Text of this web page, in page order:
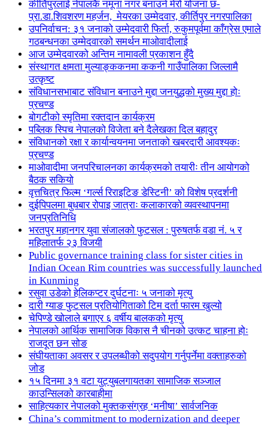
कीर्तिपुरलाई नेपालकै नमूना नगर बनाउने मेरो योजना छ-
प्रा.डा.शिवशरण महर्जन, मेयरका उम्मेदवार, कीर्तिपुर नगरपालिका
उपनिर्वाचन: ३१ जनाको उम्मेदवारी फिर्ता, रुकुमपूर्वमा काँग्रेस एमाले
गठबन्धनका उम्मेदवारको समर्थन माओवादीलाई
आज उम्मेदवारको अन्तिम नामावली प्रकाशन हुँदै
संस्थागत क्षमता मुल्याङ्ककनमा ककनी गाउँपालिका जिल्लामै
उत्कृष्ट
संविधानसभाबाट संविधान बनाउने मुद्दा जनयुद्धको मुख्य मुद्दा होः
प्रचण्ड
बोगटीको स्मृतिमा रक्तदान कार्यक्रम
पब्लिक स्पिच नेपालको विजेता बने दैलेखका दिल बहादुर
संविधानको रक्षा र कार्यान्वयनमा जनताको खबरदारी आवश्यकः
प्रचण्ड
माओवादीमा जनपरिचालनका कार्यक्रमको तयारीः तीन आयोगको
बैठक सकियो
वृत्तचित्र फिल्म ‘गर्ल्स रिराइटिङ डेस्टिनी’ को विशेष प्रदर्शनी
दुईपिपलमा बुधबार रोपाइ जात्राः कलाकारको व्यवस्थापनमा
जनप्रतिनिधि
भरतपुर महानगर युवा संजालको फुटसल : पुरुषतर्फ वडा नं. ५ र
महिलातर्फ २३ विजयी
Public governance training class for sister cities in
Indian Ocean Rim countries was successfully launched
in Kunming
रसुवा उडेको हेलिकप्टर दुर्घटनाः ५ जनाको मृत्यु
दारी ग्याङ फुटसल प्रतियोगिताको टिम दर्ता फारम खुल्यो
चेपिण्डे खोलाले बगाएर ६ वर्षीय बालकको मृत्यु
नेपालको आर्थिक सामाजिक विकास नै चीनको उत्कट चाहना होः
राजदूत छन सोङ
संघीयताका अवसर र उपलब्धीको सदुपयोग गर्नुपर्नेमा वक्ताहरुको
जोड
१५ दिनमा ३१ वटा युट्युबलगायतका सामाजिक सञ्जाल
काउन्सिलको कारबाहीमा
साहित्यकार नेपालको मुक्तकसंग्रह ‘मनीषा’ सार्वजनिक
China’s commitment to modernization and deeper